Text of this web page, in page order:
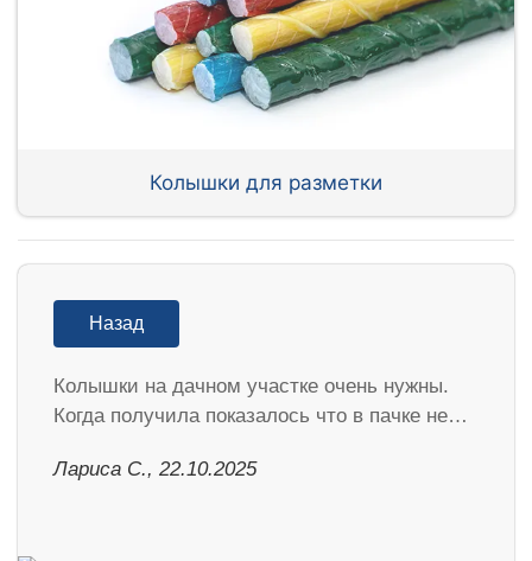
Колышки для разметки
Назад
Колышки на дачном участке очень нужны.
Когда получила показалось что в пачке не…
Лариса С., 22.10.2025